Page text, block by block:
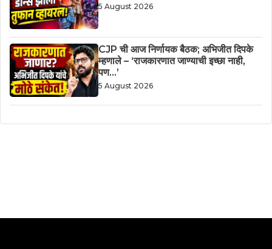
5 August 2026
CJP ची आज निर्णायक बैठक; अभिजीत दिपके
म्हणाले – ‘राजकारणात जाण्याची इच्छा नाही,
पण…’
5 August 2026